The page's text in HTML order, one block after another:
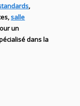
,
salle
un
dans la